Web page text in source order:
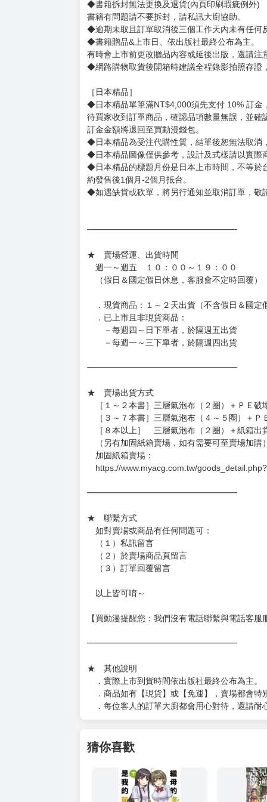
【下標前，請詳閱以下事項，完全同意才請下標
［一般商品］
◆有任何問題請聯繫客服。
用評價溝通者，日後將不再提供購書服務，請另
◆不同月份商品可一起結帳，等訂單內所有商品
◆預購商品皆無現貨，商品圖為示意圖，請以實
◆商品如有缺件、瑕疵，請務必取貨3日內留言
◆書籍拆封無法更換及退貨(內頁印刷瑕疵例外)
書籍有問題請不要拆封，請私訊大廚協助。
◆逾期未取且訂單取消後三個工作天內未有任何
◆書籍贈品&上市日、依出版社最終公布為主。
有時會上市前更改贈品內容或延後出版，還請注
◆網路購物取貨後開箱時建議全程錄影拍照存證
訂金金額將退回至買動漫錢包。
◆日本精品為受注代購性質，結單後恕無法取消
◆日本精品圖像僅供參考，設計及式樣請以實際
約發售後1個月-2個月抵台。
◆如遇缺貨或砍單，將另行通知並取消訂單，敬
週一～週五 １０：００～１９：００
（假日＆國定假日休息，客服會不定時回覆）
．現貨商品：１～２天出貨（不含假日＆國定
．已上市且非現貨商品：
－每週四～日下單者，於隔週五出貨
－每週一～三下單者，於隔週四出貨
★ 賣場出貨方式
［１～２本書］三層氣泡布（２圈）＋ＰＥ破
［３～７本書］三層氣泡布（４～５圈）＋Ｐ
［８本以上］ 三層氣泡布（２圈）＋紙箱出
（另有加固紙箱賣場，如有需要可至賣場加購
https://www.myacg.com.tw/
━━━━━━━━━━━━━━━━━━
（１）私訊留言
（２）於賣場商品頁留言
（３）訂單回覆留言
【買動漫提醒您：我們沒有電話聯繫與電話客服
★ 其他說明